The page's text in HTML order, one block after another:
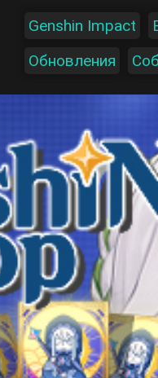
Genshin Impact
Обновления